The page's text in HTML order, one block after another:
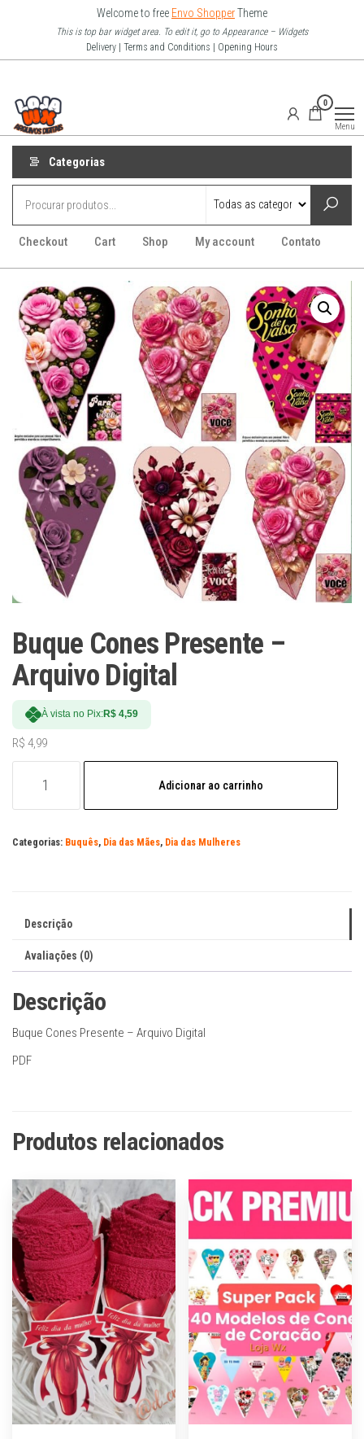
o
Welcome to free Envo ShopperTheme
This is top bar widget area. To edit it, go to Appearance – Widgets
Delivery | Terms and Conditions | Opening Hours
Arquivo
Digitais
0
Menu
Categorias
Checkout Cart Shop My account Contato
Buque Cones Presente –
Arquivo Digital
À vista no Pix:R$ 4,59
R$ 4,99
Presente
Arquivo
Adicionar ao carrinho
Categorias: Buquês, Dia das Mães, Dia das Mulheres
Descrição
Avaliações (0)
Descrição
Buque Cones Presente – Arquivo Digital
PDF
Produtos relacionados